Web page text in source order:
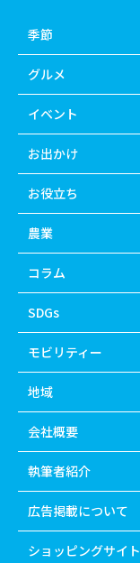
季節
グルメ
イベント
お出かけ
お役立ち
農業
コラム
SDGs
モビリティー
地域
会社概要
執筆者紹介
広告掲載について
ショッピングサイト